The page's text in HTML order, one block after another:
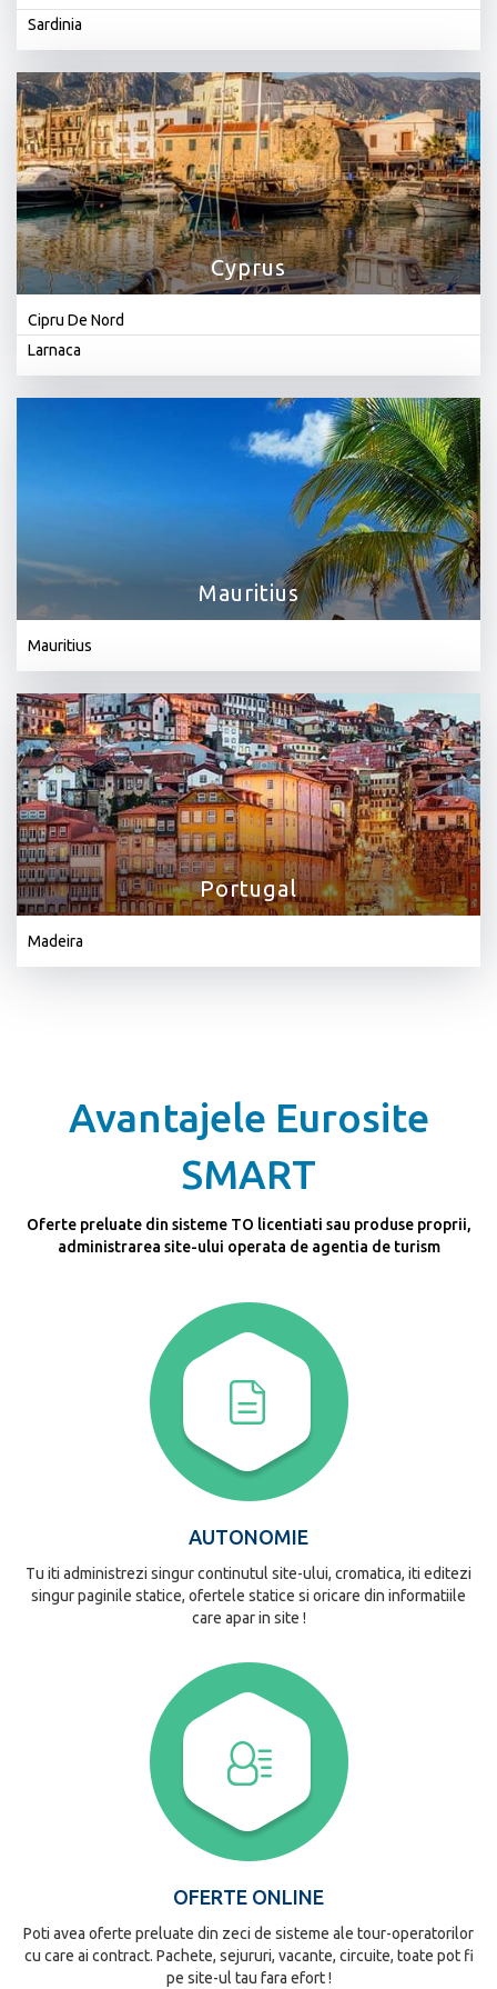
Sardinia
Cyprus
Cipru De Nord
Larnaca
Mauritius
Mauritius
Portugal
Madeira
Avantajele Eurosite
SMART
Oferte preluate din sisteme TO licentiati sau produse proprii,
administrarea site-ului operata de agentia de turism
AUTONOMIE
Tu iti administrezi singur continutul site-ului, cromatica, iti editezi
singur paginile statice, ofertele statice si oricare din informatiile
care apar in site !
OFERTE ONLINE
Poti avea oferte preluate din zeci de sisteme ale tour-operatorilor
cu care ai contract. Pachete, sejururi, vacante, circuite, toate pot fi
pe site-ul tau fara efort !